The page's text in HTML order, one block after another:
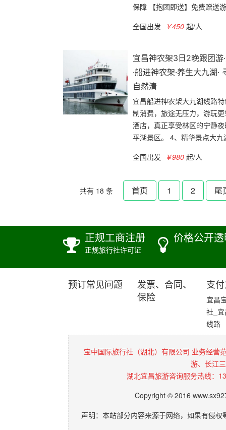
保障 【抱团即送】免费赠送
全国出发
￥450 起/人
宜昌神农架3日2晚跟团
·船进神农架·养生大九湖·
自然清
宜昌船进神农架大九湖线路
制消费，旅途无压力，游玩
酒店，真正享受林区的宁静
平湖景区。 4、精华景点大九
全国出发
￥980 起/人
共有 18 条 首页 1 2 尾
正规工商注册
正规旅行社许可证
价格公开
预订常见问题
发票、合同、
保险
支
宜昌
社_
线路
宝中国际旅行社（湖北）有限公司 业务经营
游、长江
湖北宜昌旅游咨询服务热线：
Copyright © 2016
声明：本站部分内容来源于网络，如果有侵